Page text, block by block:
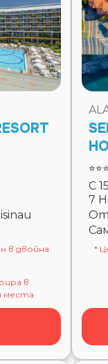
в двойна
в
места
С
7
*